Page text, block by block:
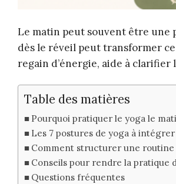
Le matin peut souvent être une
dès le réveil peut transformer
regain d’énergie, aide à
Table des matières
Pourquoi pratiquer le yoga le
Les 7 postures de yoga à
Comment structurer une routine
Conseils pour rendre la pratique
Questions fréquentes